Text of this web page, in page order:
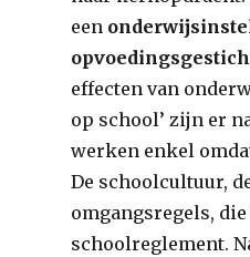
een
effecten van
op school’ zijn er
werken enkel
De schoolcultuur,
omgangsregels, die
schoolreglement.